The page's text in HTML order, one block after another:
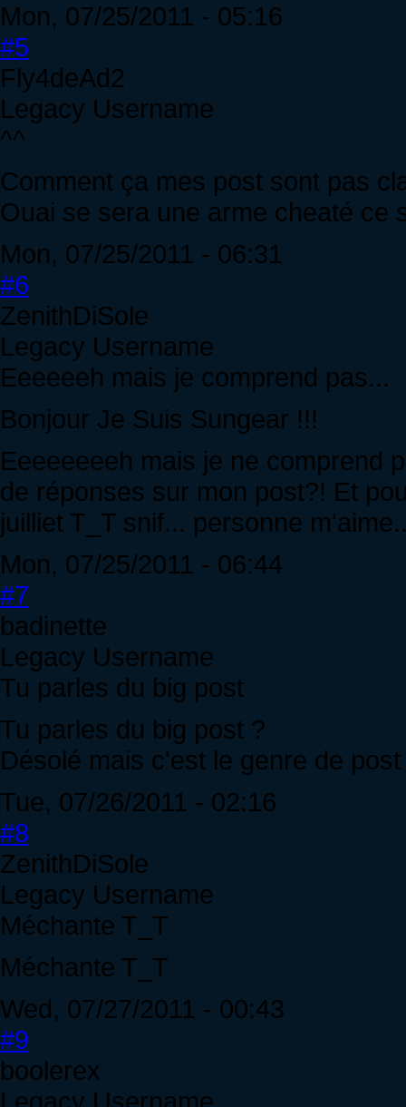
Mon, 07/25/2011 - 05:16
#5
Fly4deAd2
Legacy Username
^^
Comment ça mes post sont pas
Ouai se sera une arme cheaté ce
Mon, 07/25/2011 - 06:31
#6
ZenithDiSole
Legacy Username
Eeeeeeh mais je comprend pas...
Bonjour Je Suis Sungear !!!
Eeeeeeeeh mais je ne comprend
de réponses sur mon post?! Et
juilliet T_T snif... personne
Mon, 07/25/2011 - 06:44
#7
badinette
Legacy Username
Tu parles du big post
Tu parles du big post ?
Désolé mais c'est le genre de
Tue, 07/26/2011 - 02:16
#8
ZenithDiSole
Legacy Username
Méchante T_T
Méchante T_T
Wed, 07/27/2011 - 00:43
#9
boolerex